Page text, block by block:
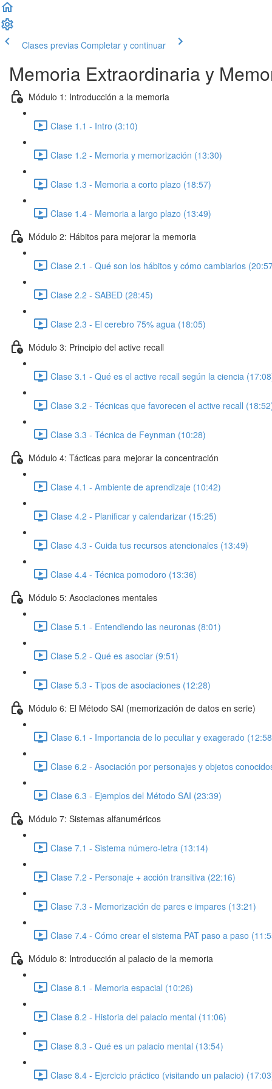
Clases previas Completar y continuar
Memoria Extraordinaria y
Módulo 1: Introducción a la memoria
Clase 1.1 - Intro (3:10)
Clase 1.2 - Memoria y memorización (13:30)
Clase 1.3 - Memoria a corto plazo (18:57)
Clase 1.4 - Memoria a largo plazo (13:49)
Módulo 2: Hábitos para mejorar la memoria
Clase 2.1 - Qué son los hábitos y cómo cambiarlos
Clase 2.2 - SABED (28:45)
Clase 2.3 - El cerebro 75% agua (18:05)
Módulo 3: Principio del active recall
Clase 3.1 - Qué es el active recall según la ciencia
Clase 3.2 - Técnicas que favorecen el active recall
Clase 3.3 - Técnica de Feynman (10:28)
Módulo 4: Tácticas para mejorar la concentración
Clase 4.1 - Ambiente de aprendizaje (10:42)
Clase 4.2 - Planificar y calendarizar (15:25)
Clase 4.3 - Cuida tus recursos atencionales (13:49)
Clase 4.4 - Técnica pomodoro (13:36)
Módulo 5: Asociaciones mentales
Clase 5.1 - Entendiendo las neuronas (8:01)
Clase 5.2 - Qué es asociar (9:51)
Clase 5.3 - Tipos de asociaciones (12:28)
Módulo 6: El Método SAI (memorización de datos en serie)
Clase 6.1 - Importancia de lo peculiar y exagerado
Clase 6.2 - Asociación por personajes y objetos
Clase 6.3 - Ejemplos del Método SAI (23:39)
Módulo 7: Sistemas alfanuméricos
Clase 7.1 - Sistema número-letra (13:14)
Clase 7.2 - Personaje + acción transitiva (22:16)
Clase 7.3 - Memorización de pares e impares (13:21)
Clase 7.4 - Cómo crear el sistema PAT paso a paso
Módulo 8: Introducción al palacio de la memoria
Clase 8.1 - Memoria espacial (10:26)
Clase 8.2 - Historia del palacio mental (11:06)
Clase 8.3 - Qué es un palacio mental (13:54)
Clase 8.4 - Ejercicio práctico (visitando un palacio)